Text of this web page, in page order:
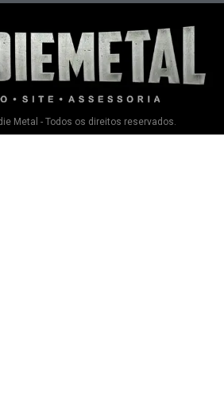
Metal - Todos os direitos reservados.